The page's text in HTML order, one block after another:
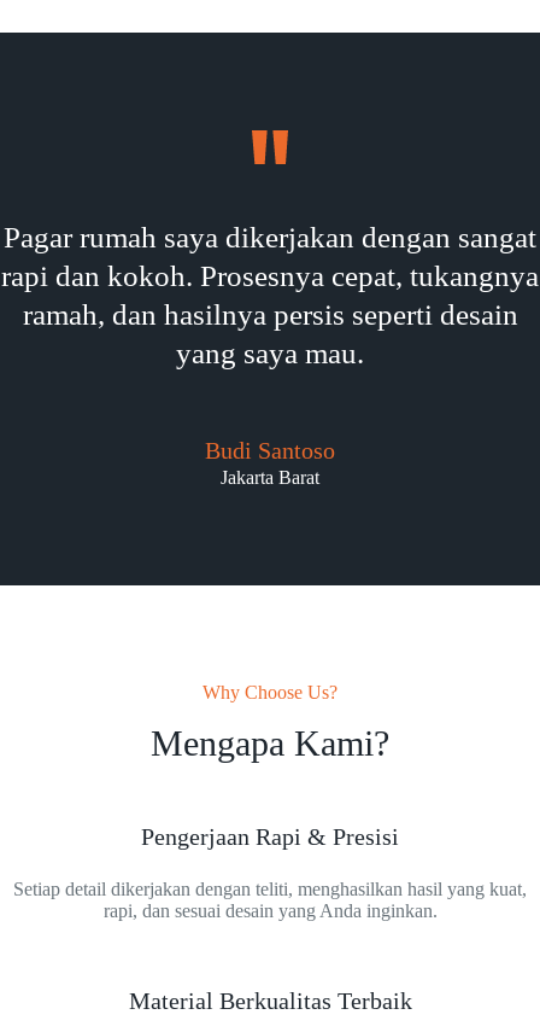
Pagar rumah saya dikerjakan dengan sangat
rapi dan kokoh. Prosesnya cepat, tukangnya
ramah, dan hasilnya persis seperti desain
yang saya mau.
Budi Santoso
Jakarta Barat
Why Choose Us?
Mengapa Kami?
Pengerjaan Rapi & Presisi
Setiap detail dikerjakan dengan teliti, menghasilkan hasil yang kuat,
rapi, dan sesuai desain yang Anda inginkan.
Material Berkualitas Terbaik